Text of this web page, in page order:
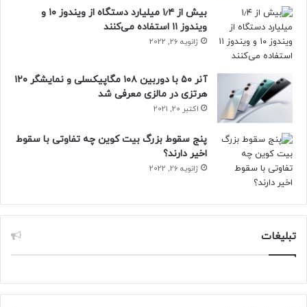
کاری را محاسبه کنند. این محاسبه برای تعیین پاداش پایان سال
یا دیگر مزایای مرتبط با سنوات خدمت، اهمیت زیادی دارد.
ابزار محاسبه عیدی و پاداش
ابزار محاسبه عیدی و پاداش به کارفرمایان اجازه می‌دهد تا میزان
شوند.
ابزار محاسبه حقوق و دستمزد
بیش از ۱٫۴ میلیارد دستگاه از ویندوز ۱۰ و
ویندوز ۱۱ استفاده می‌کنند
ژانویه 26, 2022
آنر ۵۰ با دوربین ۱۰۸ مگاپیکسلی و نمایشگر ۱۲۰
هرتزی در مالزی معرفی شد
اکتبر 20, 2021
پنج سقوط بزرگ بیت کوین چه تفاوتی با سقوط
اخیر دارند؟
ژانویه 26, 2022
تبلیغات